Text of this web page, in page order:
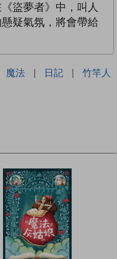
盜夢者》中，叫人
疑氣氛，將會帶給
魔法 | 日記 |
竹竿人